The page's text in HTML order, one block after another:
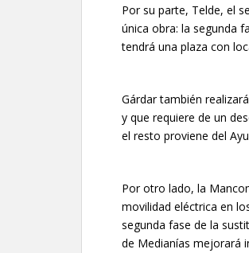
Por su parte, Telde, el
única obra: la segunda
tendrá una plaza con
Gárdar también
y que requiere de un
el resto proviene del
Por otro lado, la
movilidad eléctrica en
segunda fase de la
de Medianías mejorará